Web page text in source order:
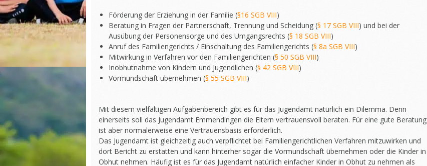
Förderung der Erziehung in der Familie (§16 SGB VIII)
Beratung in Fragen der Partnerschaft, Trennung und Scheidung (§ 17 SGB VIII) und bei der
Ausübung der Personensorge und des Umgangsrechts (§ 18 SGB VIII)
Anruf des Familiengerichts / Einschaltung des Familiengerichts (§ 8a SGB VIII)
Mitwirkung in Verfahren vor den Familiengerichten (§ 50 SGB VIII)
Inobhutnahme von Kindern und Jugendlichen (§ 42 SGB VIII)
Vormundschaft übernehmen (§ 55 SGB VIII)
Mit diesem vielfältigen Aufgabenbereich gibt es für das Jugendamt natürlich ein Dilemma. Denn
einerseits soll das Jugendamt Emmendingen die Eltern vertrauensvoll beraten. Für eine gute Beratung
ist aber normalerweise eine Vertrauensbasis erforderlich.
Das Jugendamt ist gleichzeitig auch verpflichtet bei Familiengerichtlichen Verfahren mitzuwirken und
dort Bericht zu erstatten und kann hinterher sogar die Vormundschaft übernehmen oder die Kinder in
Obhut nehmen. Häufig ist es für das Jugendamt natürlich einfacher Kinder in Obhut zu nehmen als